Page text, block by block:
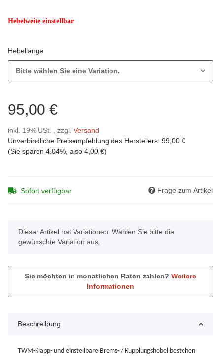
Hebelweite einstellbar
Hebellänge
Bitte wählen Sie eine Variation.
95,00 €
inkl. 19% USt. , zzgl. Versand
Unverbindliche Preisempfehlung des Herstellers: 99,00 €
(Sie sparen 4.04% , also 4,00 €)
Sofort verfügbar Frage zum Artikel
x
Dieser Artikel hat Variationen. Wählen Sie bitte die
gewünschte Variation aus.
Sie möchten in monatlichen Raten zahlen? Weitere
Informationen
Beschreibung
TWM-Klapp- und einstellbare Brems- / Kupplungshebel bestehen